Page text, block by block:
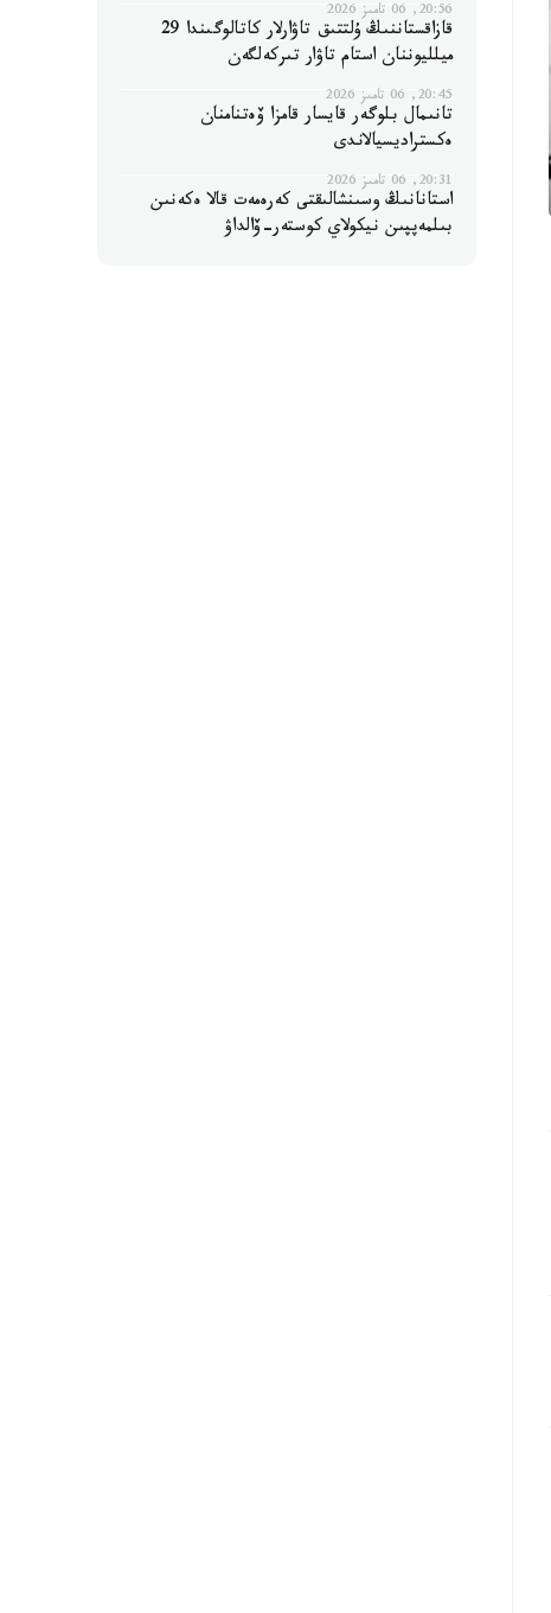
20:56, 06 تامىز 2026
قازاقستاننىڭ ۇلتتىق تاۋارلار كاتالوگىندا 29
ميلليوننان استام تاۋار تىركەلگەن
20:45, 06 تامىز 2026
تانىمال بلوگەر قايسار قامزا ۆەتنامنان
ەكستراديسيالاندى
20:31, 06 تامىز 2026
استانانىڭ وسىنشالىقتى كەرەمەت قالا ەكەنىن
بىلمەپپىن نيكولاي كوستەر-ۆالداۋ